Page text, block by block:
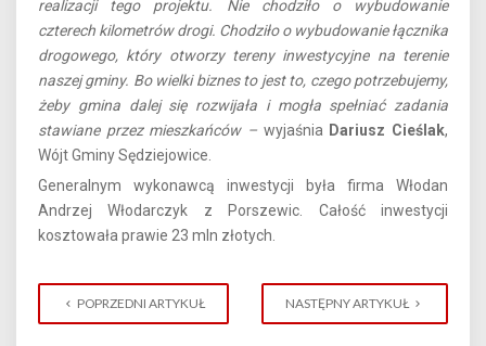
realizacji tego projektu. Nie chodziło o wybudowanie
czterech kilometrów drogi. Chodziło o wybudowanie łącznika
drogowego, który otworzy tereny inwestycyjne na terenie
naszej gminy. Bo wielki biznes to jest to, czego potrzebujemy,
żeby gmina dalej się rozwijała i mogła spełniać zadania
stawiane przez mieszkańców – wyjaśnia Dariusz Cieślak,
Wójt Gminy Sędziejowice.
Generalnym wykonawcą inwestycji była firma Włodan
Andrzej Włodarczyk z Porszewic. Całość inwestycji
kosztowała prawie 23 mln złotych.
POPRZEDNI ARTYKUŁ NASTĘPNY ARTYKUŁ